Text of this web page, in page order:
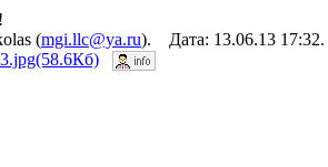
(mgi.llc@ya.ru). Дата: 13.06.13